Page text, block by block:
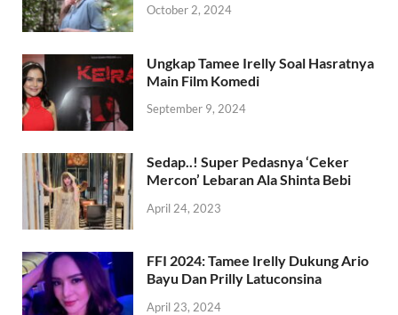
October 2, 2024
Ungkap Tamee Irelly Soal Hasratnya
Main Film Komedi
September 9, 2024
Sedap..! Super Pedasnya ‘Ceker
Mercon’ Lebaran Ala Shinta Bebi
April 24, 2023
FFI 2024: Tamee Irelly Dukung Ario
Bayu Dan Prilly Latuconsina
April 23, 2024